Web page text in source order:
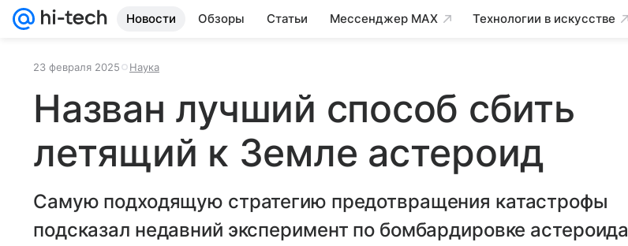
Новости Обзоры Статьи Мессенджер MAX Технологии в искусстве
23 февраля 2025 Наука
Назван лучший способ сбить
летящий к Земле астероид
Самую подходящую стратегию предотвращения катастрофы
подсказал недавний эксперимент по бомбардировке астероида